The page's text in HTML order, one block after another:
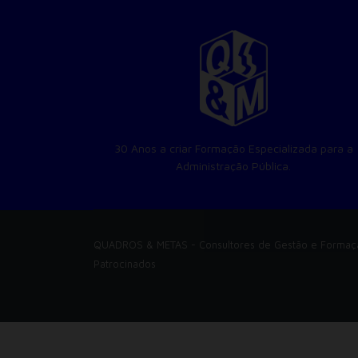
30 Anos a criar Formação Especializada para a
Administração Pública.
QUADROS & METAS - Consultores de Gestão e
Patrocinados